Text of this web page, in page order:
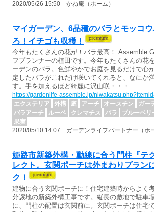
2020/05/26 15:50 かね庵（ホーム）
マイガーデン、6品種のバラとモッコ
ろ！イチゴも収穫！
今年もたくさんの花が！バラ最高！ Assemble
フプランナーの植田です。今年もたくさんの花
ーデンのバラ。色鮮やかでお庭を見るだけで心
定したバラがこれだけ咲いてくれると、なにか
す。手を加えるほど綺麗に沢山咲・・・
https://gardenlife-assemble.jp/
エクステリア
外構 庭 アーチ オースチン ガー
バラアーチ
ルーベ クレマチス バラ ブルーベリ
果実
2020/05/10 14:07 ガーデンライフパートナー（ホ
姫路市新築外構・動線に合う門柱『テ
レクト。玄関ポーチは外まわりプラン
ク！
建物に合う玄関ポーチに！住宅建築時からよく
分譲地の新築外構工事です。縦長の敷地で駐車
に、門柱の配置は玄関前に。玄関ポーチは住宅